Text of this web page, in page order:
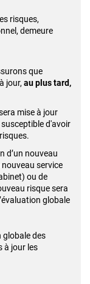
risques,
demeure
que
jour, au plus tard,
mise à jour
d'avoir
d’un nouveau
nouveau service
ou de
risque sera
globale
globale des
à jour les